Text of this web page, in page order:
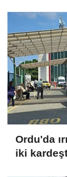
Ordu'da
iki